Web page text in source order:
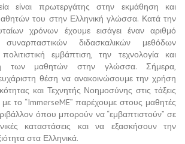
είναι πρωτεργάτης στην εκμάθηση και
του στην Ελληνική γλώσσα. Κατά την
χρόνων έχουμε εισάγει έναν αριθμό
συναρπαστικών διδασκαλικών μεθόδων
εμβάπτιση, την τεχνολογία και
των μαθητών στην γλώσσα. Σήμερα,
θέση να ανακοινώσουμε την χρήση
και Τεχνητής Νοημοσύνης στις τάξεις
το “ImmerseME” παρέχουμε στους μαθητές
όπου μπορούν να “εμβαπτιστούν” σε
καταστάσεις και να εξασκήσουν την
στα Ελληνικά.